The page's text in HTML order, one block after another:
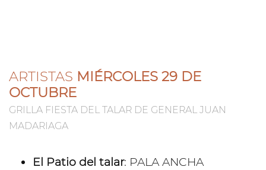
ARTISTAS MIÉRCOLES 29 DE
OCTUBRE
GRILLA FIESTA DEL TALAR DE GENERAL JUAN
MADARIAGA
El Patio del talar: PALA ANCHA